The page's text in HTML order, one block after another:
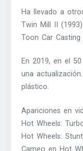
Ha llevado a
Twin Mill II
Toon Car
En 2019, en el
una
plástico.
Apariciones en
Hot Wheels:
Hot Wheels:
Cameo en Hot